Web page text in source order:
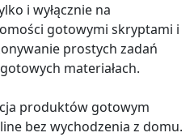
i wyłącznie na
gotowymi skryptami i
prostych zadań
materiałach.
produktów gotowym
bez wychodzenia z domu.